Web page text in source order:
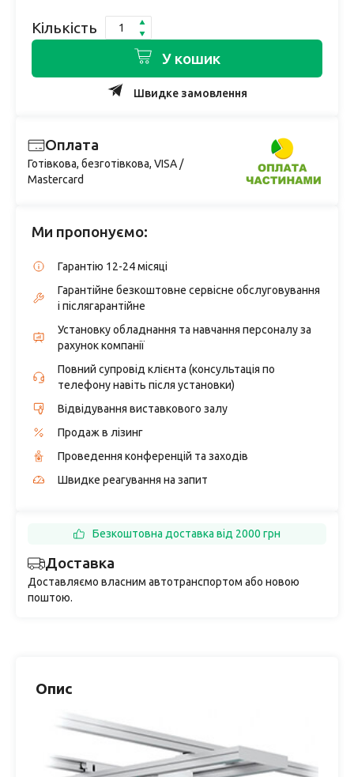
Кількість
У кошик
Швидке замовлення
Оплата
Готівкова, безготівкова, VISA /
Mastercard
Ми пропонуємо:
Гарантію 12-24 місяці
Гарантійне безкоштовне сервісне обслуговування
і післягарантійне
Установку обладнання та навчання персоналу за
рахунок компанії
Повний супровід клієнта (консультація по
телефону навіть після установки)
Відвідування виставкового залу
Продаж в лізинг
Проведення конференцій та заходів
Швидке реагування на запит
Доставка
Доставляємо власним автотранспортом або новою
поштою.
Безкоштовна доставка від 2000 грн
Опис